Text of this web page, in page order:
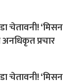
चेतावनी! ‘मिसन
अनधिकृत प्रचार
चेतावनी! ‘मिसन